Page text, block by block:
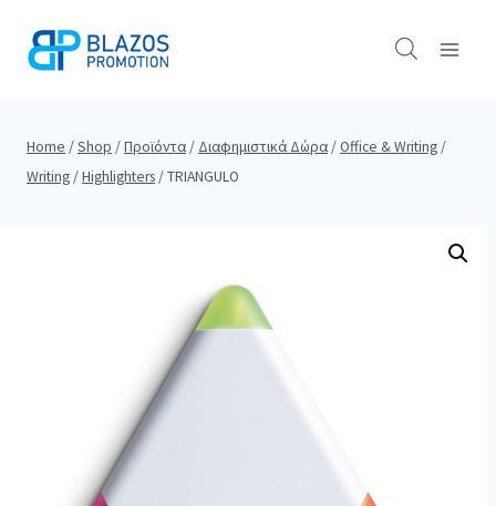
Home /Shop /Προϊόντα / Διαφημιστικά Δώρα /Office & Writing /
Writing /Highlighters /TRIANGULO